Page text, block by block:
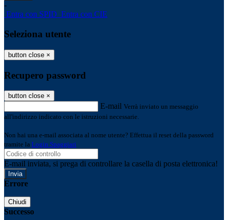
-
Entra con SPID Entra con CIE
Seleziona utente
button close ×
Recupero password
button close ×
E-mail Verrà inviato un messaggio
all'indirizzo indicato con le istruzioni necessarie.
Non hai una e-mail associata al nome utente? Effettua il reset della password
tramite la Login Spaggiari
E-mail inviata, si prega di controllare la casella di posta elettronica!
Errore
Chiudi
Successo